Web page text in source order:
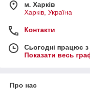
м. Харків
Харків, Україна
Контакти
Сьогодні працює
Показати весь
Про нас